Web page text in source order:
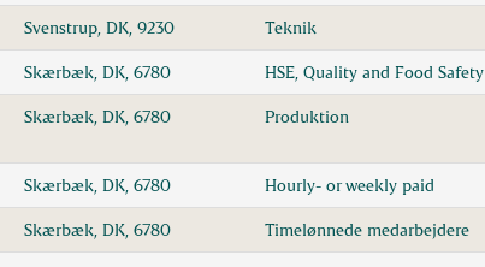
Svenstrup, DK, 9230 Teknik
Skærbæk, DK, 6780 HSE, Quality and Food Safety
Skærbæk, DK, 6780 Produktion
Skærbæk, DK, 6780 Hourly- or weekly paid
Skærbæk, DK, 6780 Timelønnede medarbejdere